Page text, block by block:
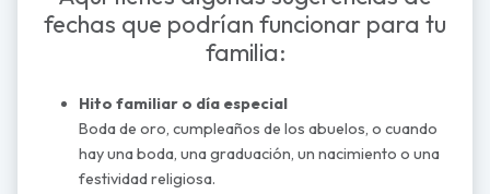
fechas que podrían funcionar para tu
familia:
Hito familiar o día especial
Boda de oro, cumpleaños de los abuelos, o cuando
hay una boda, una graduación, un nacimiento o una
festividad religiosa.